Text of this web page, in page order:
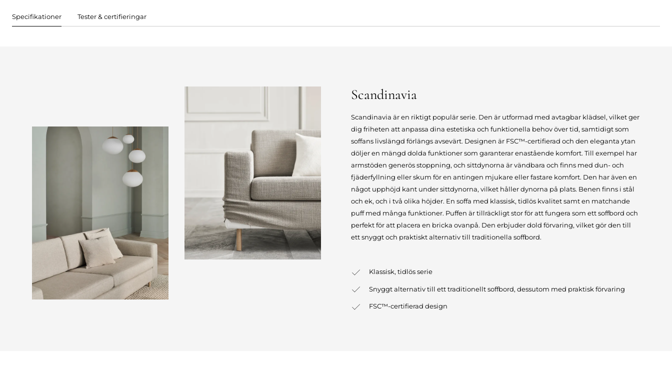
Specifikationer Tester & certifieringar
Scandinavia
Scandinavia är en riktigt populär serie. Den är utformad med avtagbar klädsel, vilket ger
dig friheten att anpassa dina estetiska och funktionella behov över tid, samtidigt som
soffans livslängd förlängs avsevärt. Designen är FSC™-certifierad och den eleganta ytan
döljer en mängd dolda funktioner som garanterar enastående komfort. Till exempel har
armstöden generös stoppning, och sittdynorna är vändbara och finns med dun- och
fjäderfyllning eller skum för en antingen mjukare eller fastare komfort. Den har även en
något upphöjd kant under sittdynorna, vilket håller dynorna på plats. Benen finns i stål
och ek, och i två olika höjder. En soffa med klassisk, tidlös kvalitet samt en matchande
puff med många funktioner. Puffen är tillräckligt stor för att fungera som ett soffbord och
perfekt för att placera en bricka ovanpå. Den erbjuder dold förvaring, vilket gör den till
ett snyggt och praktiskt alternativ till traditionella soffbord.
Klassisk, tidlös serie
Snyggt alternativ till ett traditionellt soffbord, dessutom med praktisk förvaring
FSC™-certifierad design